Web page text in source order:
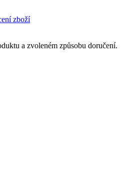
zboží
a zvoleném způsobu doručení.